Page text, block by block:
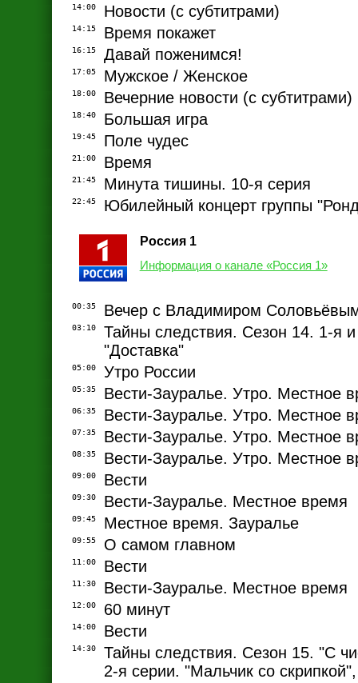
14:00 Новости (с субтитрами)
14:15 Время покажет
16:15 Давай поженимся!
17:05 Мужское / Женское
18:00 Вечерние новости (с субтитрами)
18:40 Большая игра
19:45 Поле чудес
21:00 Время
21:45 Минута тишины. 10-я серия
22:45 Юбилейный концерт группы
Россия 1
Информация о канале «Россия 1»
00:35 Вечер с Владимиром
03:10
Тайны следствия. Сезон 14. 1-я
"Доставка"
05:00 Утро России
05:35 Вести-Зауралье. Утро. Местное
06:35 Вести-Зауралье. Утро. Местное
07:35 Вести-Зауралье. Утро. Местное
08:35 Вести-Зауралье. Утро. Местное
09:00 Вести
09:30 Вести-Зауралье. Местное время
09:45 Местное время. Зауралье
09:55 О самом главном
11:00 Вести
11:30 Вести-Зауралье. Местное время
12:00 60 минут
14:00 Вести
14:30
Тайны следствия. Сезон 15. "С
2-я серии. "Мальчик со